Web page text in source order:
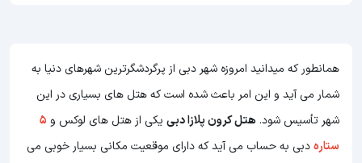
همانطور که میدانید امروزه شهر دبی از پرگردشگرترین شهرهای دنیا به
شمار می آید و این امر باعث شده است که هتل های بسیاری در این
شهر تأسیس شود. هتل کرون پلازا دبی یکی از هتل های لوکس و 5
ستارهدبی به حساب می آید که دارای موقعیت مکانی بسیار خوبی می